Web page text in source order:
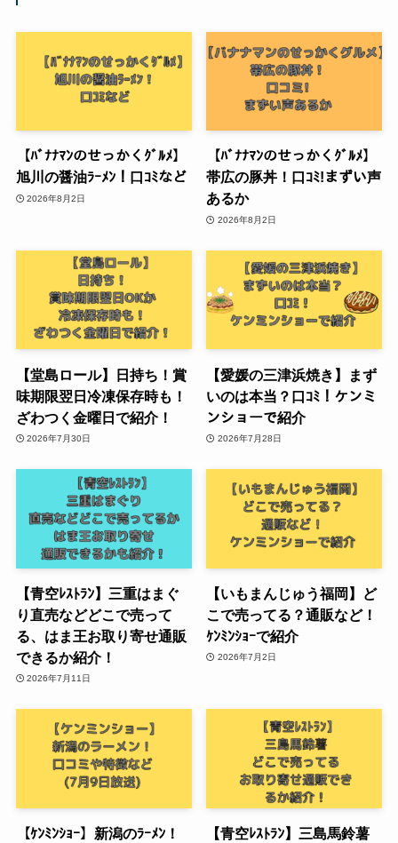
【ﾊﾞﾅﾅﾏﾝのせっかくｸﾞﾙﾒ】
旭川の醤油ﾗｰﾒﾝ！口ｺﾐなど
2026年8月2日
【ﾊﾞﾅﾅﾏﾝのせっかくｸﾞﾙﾒ】
帯広の豚丼！口ｺﾐ!まずい声
あるか
2026年8月2日
【堂島ロール】日持ち！賞
味期限翌日冷凍保存時も！
ざわつく金曜日で紹介！
2026年7月30日
【愛媛の三津浜焼き】まず
いのは本当？口ｺﾐ！ケンミ
ンショーで紹介
2026年7月28日
【青空ﾚｽﾄﾗﾝ】三重はまぐ
り直売などどこで売って
る、はま王お取り寄せ通販
できるか紹介！
2026年7月11日
【いもまんじゅう福岡】ど
こで売ってる？通販など！
ｹﾝﾐﾝｼｮｰで紹介
2026年7月2日
【ｹﾝﾐﾝｼｮｰ】新潟のﾗｰﾒﾝ！
【青空ﾚｽﾄﾗﾝ】三島馬鈴薯